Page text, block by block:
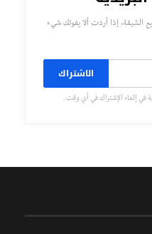
إذا أردت ألا يفوتك شيء
الاشتراك
في إلغاء الإشتراك في أي وقت.